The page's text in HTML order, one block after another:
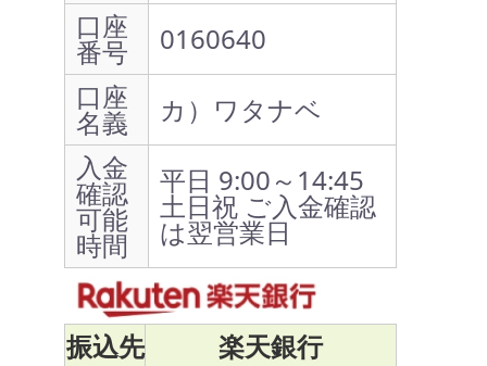
口座
番号
0160640
口座
名義
カ）ワタナベ
入金
確認
可能
時間
平日 9:00～14:45
土日祝 ご入金確認
は翌営業日
振込先
楽天銀行